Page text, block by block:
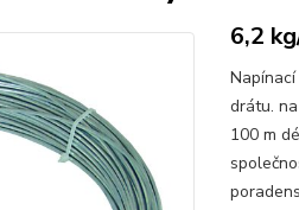
6,2
drátu.
100 m